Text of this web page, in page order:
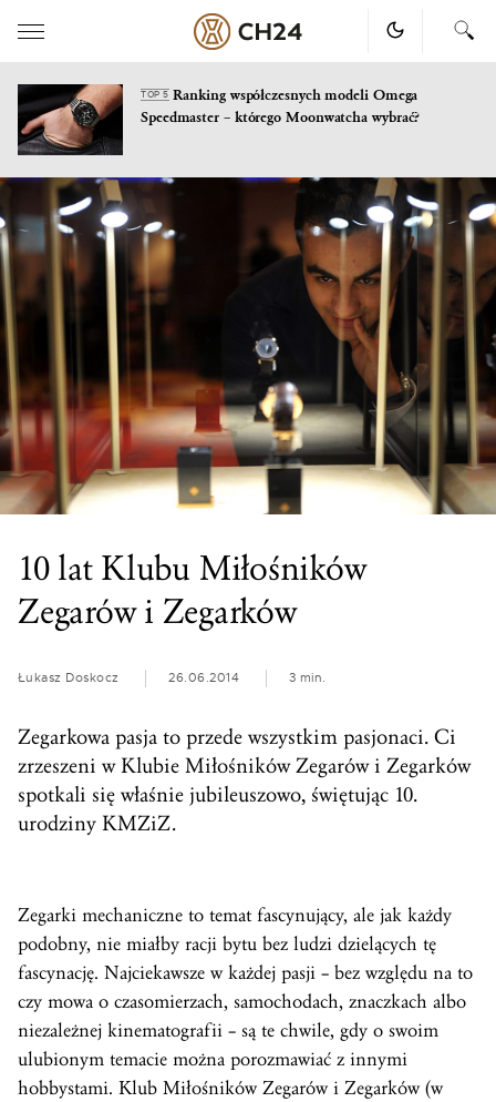
Skip
to
content
TOP 5Ranking współczesnych modeli Omega
Speedmaster – którego Moonwatcha wybrać?
10 lat Klubu Miłośników
Zegarów i Zegarków
Łukasz Doskocz 26.06.2014 3 min.
Zegarkowa pasja to przede wszystkim pasjonaci. Ci
zrzeszeni w Klubie Miłośników Zegarów i Zegarków
spotkali się właśnie jubileuszowo, świętując 10.
urodziny KMZiZ.
Zegarki mechaniczne to temat fascynujący, ale jak każdy
podobny, nie miałby racji bytu bez ludzi dzielących tę
fascynację. Najciekawsze w każdej pasji – bez względu na to
czy mowa o czasomierzach, samochodach, znaczkach albo
niezależnej kinematografii – są te chwile, gdy o swoim
ulubionym temacie można porozmawiać z innymi
hobbystami. Klub Miłośników Zegarów i Zegarków (w